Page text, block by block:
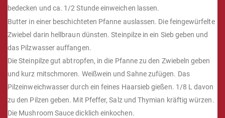
bedecken und ca. 1/2 Stunde einweichen lassen.
Butter in einer beschichteten Pfanne auslassen. Die feingewürfelte
Zwiebel darin hellbraun dünsten. Steinpilze in ein Sieb geben und
das Pilzwasser auffangen.
Die Steinpilze gut abtropfen, in die Pfanne zu den Zwiebeln geben
und kurz mitschmoren. Weißwein und Sahne zufügen. Das
Pilzeinweichwasser durch ein feines Haarsieb gießen. 1/8 L davon
zu den Pilzen geben. Mit Pfeffer, Salz und Thymian kräftig würzen.
Die Mushroom Sauce dicklich einkochen.